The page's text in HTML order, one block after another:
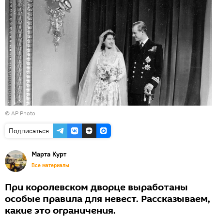
© AP Photo
Подписаться
Марта Курт
Все материалы
При королевском дворце выработаны
особые правила для невест. Рассказываем,
какие это ограничения.